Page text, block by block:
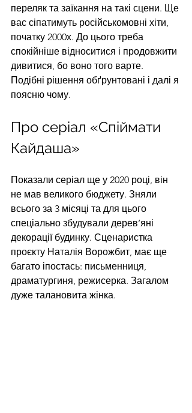
переляк та заїкання на такі сцени. Ще
вас сіпатимуть російськомовні хіти,
початку 2000х. До цього треба
спокійніше відноситися і продовжити
дивитися, бо воно того варте.
Подібні рішення обґрунтовані і далі я
поясню чому.
Про серіал «Спіймати
Кайдаша»
Показали серіал ще у 2020 році, він
не мав великого бюджету. Зняли
всього за 3 місяці та для цього
спеціально збудували дерев’яні
декорації будинку. Сценаристка
проєкту Наталія Ворожбит, має ще
багато іпостась: письменниця,
драматургиня, режисерка. Загалом
дуже талановита жінка.